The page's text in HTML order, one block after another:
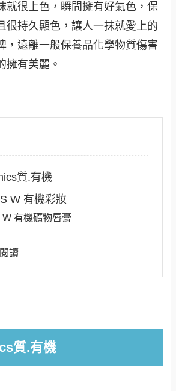
就很上色，瞬間擁有好氣色，保
很持久顯色，讓人一抹就愛上的
，遠離一般保養品化學物質傷害
擁有美麗。
質.有機
W 有機彩妝
W 有機礦物唇膏
讀
質.有機